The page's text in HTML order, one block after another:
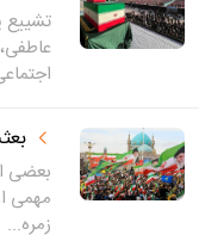
تشییع
بعضی
مهمی
زمره...